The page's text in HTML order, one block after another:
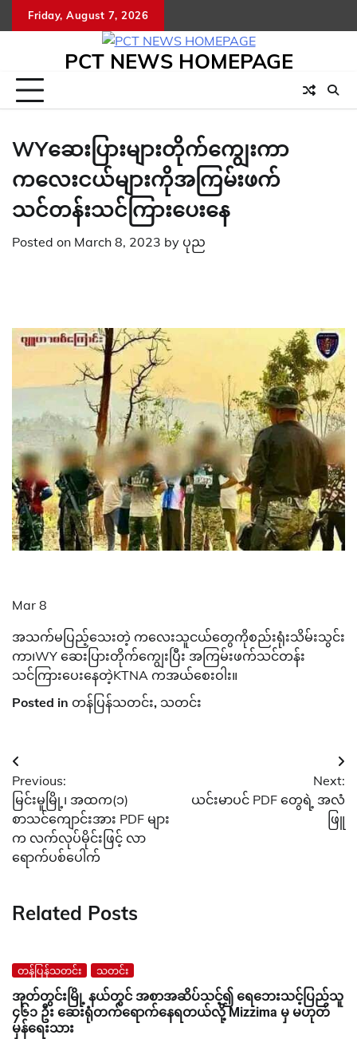
to
Friday, August 7, 2026
PCT NEWS HOMEPAGE
WYဆေးပြားများတိုက်ကျွေးကာ
ကလေးငယ်များကိုအကြမ်းဖက်
သင်တန်းသင်ကြားပေးနေ
Posted on March 8, 2023 by ပုည
Mar 8
အသက်မပြည့်သေးတဲ့ ကလေးသူငယ်တွေကိုစည်းရုံးသိမ်းသွင်း
ကာ၊WY ဆေးပြားတိုက်ကျွေးပြီး အကြမ်းဖက်သင်တန်း
သင်ကြားပေးနေတဲ့KTNA ကအယ်စေးဝါး။
Posted in တန်ပြန်သတင်း, သတင်း
Post
navigation
Previous:
မြင်းမူမြို့၊ အထက(၁)
စာသင်ကျောင်းအား PDF များ
က လက်လုပ်မိုင်းဖြင့် လာ
ရောက်ပစ်ပေါက်
Next:
ယင်းမာပင် PDF တွေရဲ့ အလံ
ဖြူ
Related Posts
တန်ပြန်သတင်း သတင်း
အုတ်တွင်းမြို့ နယ်တွင် အစာအဆိပ်သင့်၍ ရေဘေးသင့်ပြည်သူ
၄၆၁ ဦး ဆေးရုံတက်ရောက်နေရတယ်လို့ Mizzima မှ မဟုတ်
မှန်ရေးသား